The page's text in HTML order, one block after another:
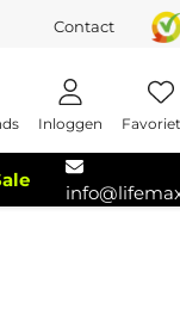
Contact
Inloggen